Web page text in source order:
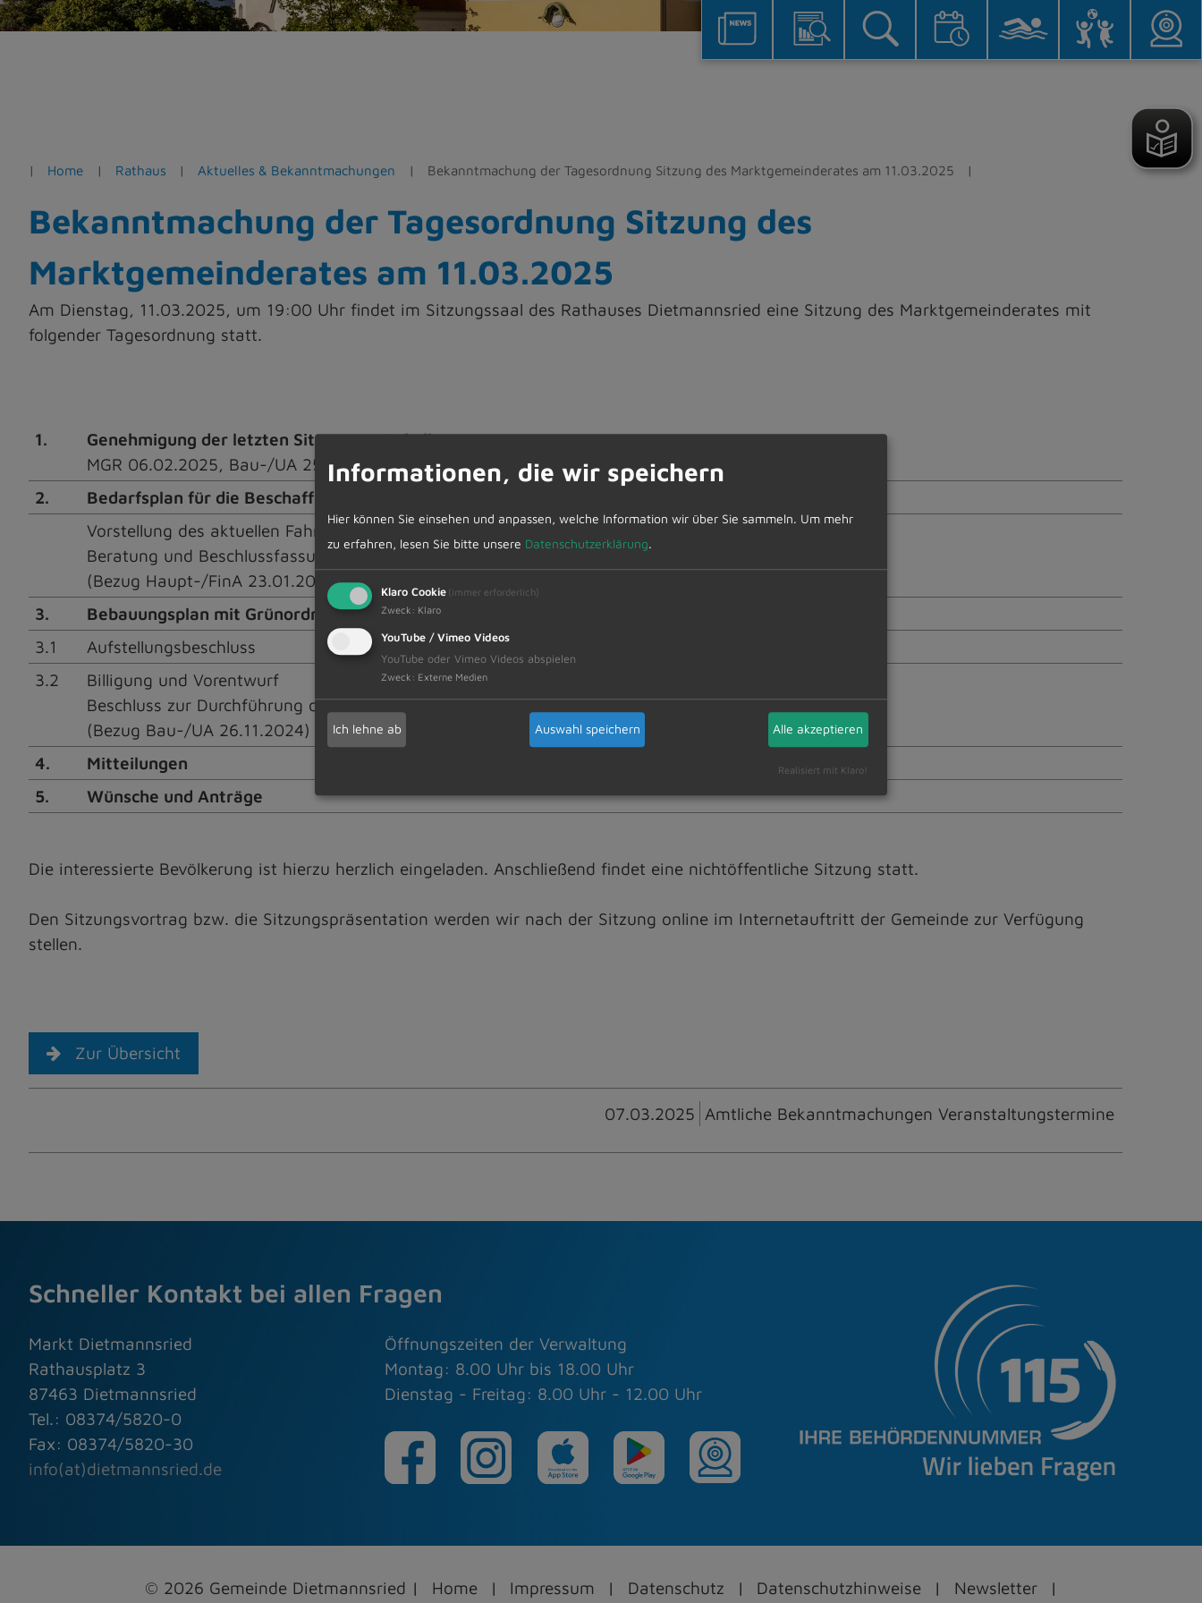
e
n
Home Rathaus Aktuelles & Bekanntmachungen Bekanntmachung der Tagesordnung Sitzung des Marktgemeinderates am 11.03.2025
Bekanntmachung der Tagesordnung Sitzung des
Marktgemeinderates am 11.03.2025
Am Dienstag, 11.03.2025, um 19:00 Uhr findet im Sitzungssaal des Rathauses Dietmannsried eine Sitzung des Marktgemeinderates mit
folgender Tagesordnung statt.
1.
Genehmigung der letzten Sitzungsprotokolle
MGR 06.02.2025, Bau-/UA 25.02.2025
2.
Bedarfsplan für die Beschaffung von Feuerwehrfahrzeugen
Vorstellung des aktuellen Fahrzeugbestandes / Zukünftige Ersatzbeschaffungen
Beratung und Beschlussfassung
(Bezug Haupt-/FinA 23.01.2025)
3.
Bebauungsplan mit Grünordnung "Reicholzried - Illerstraße Ost"
3.1
Aufstellungsbeschluss
3.2
Billigung und Vorentwurf
Beschluss zur Durchführung der frühzeitigen Beteiligung gem. §§ 3 Abs. 1 und 4 Abs. 1 BauGB
(Bezug Bau-/UA 26.11.2024)
4.
Mitteilungen
5.
Wünsche und Anträge
Die interessierte Bevölkerung ist hierzu herzlich eingeladen. Anschließend findet eine nichtöffentliche Sitzung statt.
Den Sitzungsvortrag bzw. die Sitzungspräsentation werden wir nach der Sitzung online im Internetauftritt der Gemeinde zur Verfügung
stellen.
Zur Übersicht
07.03.2025 Amtliche Bekanntmachungen Veranstaltungstermine
Schneller Kontakt bei allen Fragen
Markt Dietmannsried
Rathausplatz 3
87463 Dietmannsried
Tel.: 08374/5820-0
Fax: 08374/5820-30
info(at)dietmannsried.de
Öffnungszeiten der Verwaltung
Montag: 8.00 Uhr bis 18.00 Uhr
Dienstag - Freitag: 8.00 Uhr - 12.00 Uhr
© 2026 Gemeinde Dietmannsried Home Impressum Datenschutz Datenschutzhinweise Newsletter
Informationen, die wir speichern
Hier können Sie einsehen und anpassen, welche Information wir über Sie sammeln. Um mehr
zu erfahren, lesen Sie bitte unsere Datenschutzerklärung.
Klaro Cookie (immer erforderlich)
Zweck : Klaro
YouTube / Vimeo Videos
YouTube oder Vimeo Videos abspielen
Zweck : Externe Medien
Ich lehne ab Auswahl speichern Alle akzeptieren
Realisiert mit Klaro!